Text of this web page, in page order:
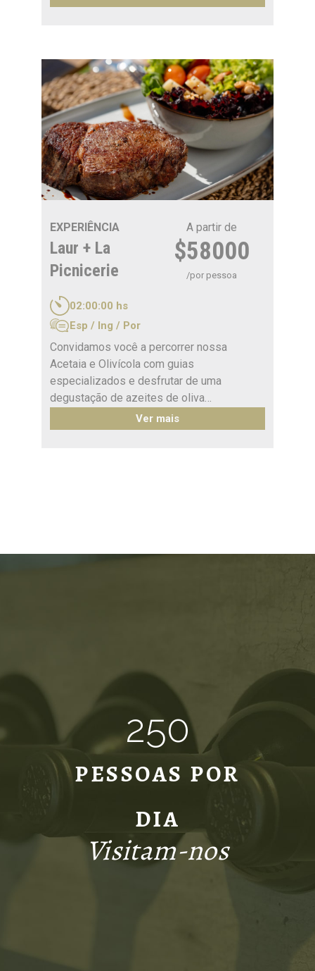
essência de cada gota, acompanhado por
história.
A experiência culmina em uma degustação
exclusiva de quatro azeites de oliva e
quatro acetos balsâmicos: uma viagem
sensorial que desperta os sentidos e
revela os matizes mais profundos do
nosso terroir.
EXPERIÊNCIA
Laur + La
Picnicerie
02:00:00 hs
Esp / Ing / Por
A partir de
$58000
/por pessoa
Convidamos você a percorrer nossa
Acetaia e Olivícola com guias
especializados e desfrutar de uma
degustação de azeites de oliva
extravirgens e acetos balsâmicos,
acompanhada por uma seleção de pães
Ver mais
250
PESSOAS POR
DIA
Visitam-nos